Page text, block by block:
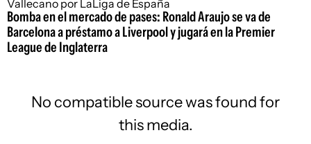
Bomba en el mercado de pases: Ronald Araujo se va de
Barcelona a préstamo a Liverpool y jugará en la Premier
League de Inglaterra
No compatible source was found for
this media.